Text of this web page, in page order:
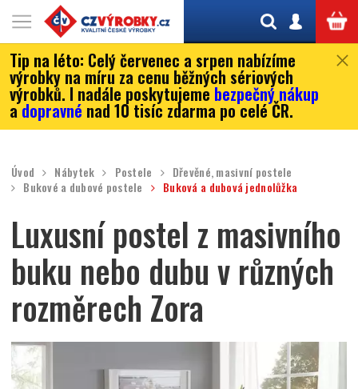
Tip na léto: Celý červenec a srpen nabízíme
výrobky na míru za cenu běžných sériových
výrobků. I nadále poskytujeme bezpečný nákup
adopravné nad 10 tisíc zdarma po celé ČR.
Úvod Nábytek Postele
Dřevěné, masivní postele
Bukové a dubové postele
Buková a dubová jednolůžka
Luxusní postel z masivního
buku nebo dubu v různých
rozměrech Zora